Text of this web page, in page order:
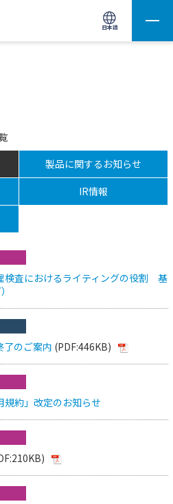
日本語
サイト内検索(Enterで実行)
製品に関するお知らせ
IR情報
検査におけるライティングの役割 基
了のご案内 (PDF:446KB)
規約」改定のお知らせ